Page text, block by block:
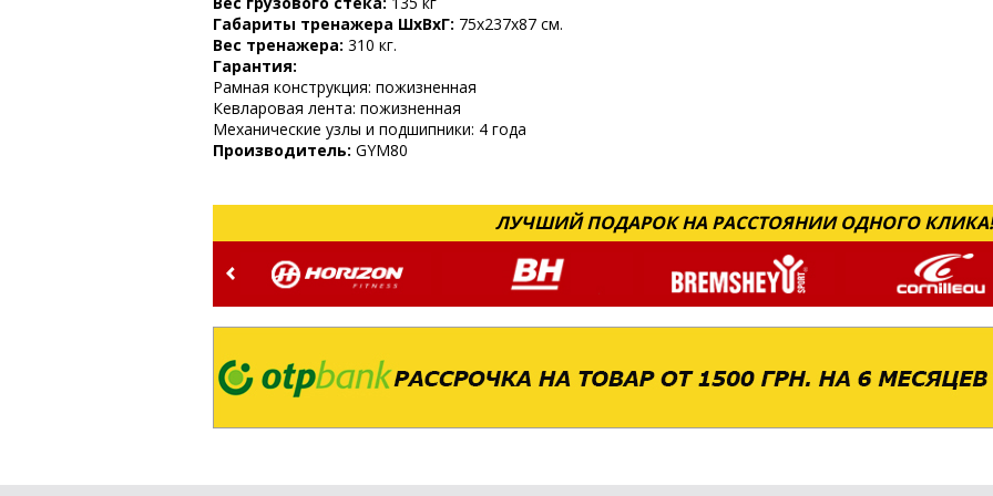
Габариты тренажера ШхВхГ: 75х237х87 см.
Вес тренажера: 310 кг.
Гарантия:
Рамная конструкция: пожизненная
Кевларовая лента: пожизненная
Механические узлы и подшипники: 4 года
Производитель: GYM80
ЛУЧШИЙ ПОДАРОК НА РАССТОЯНИИ ОДНОГО КЛИКА!